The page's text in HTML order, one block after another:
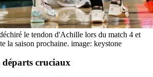
le tendon d'Achille lors du match 4 et
la saison prochaine. image: keystone
départs cruciaux